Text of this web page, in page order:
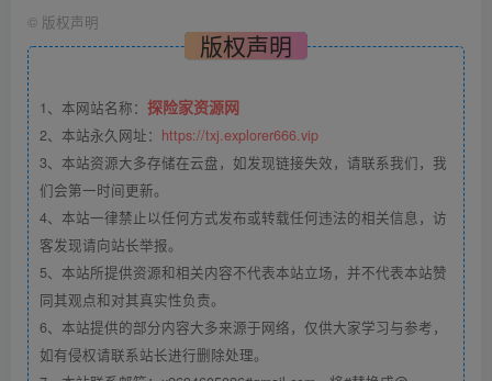
注册成功，登录之后点击右上角图标—【身份认证】
2.选择【个人身份认证】，按顺序完成【LV.1基础认证】、
【LV.2高级认证】
© 版权声明
版权声明
1、本网站名称： 探险家资源网
2、本站永久网址： https://txj.explorer666.vip
3、本站资源大多存储在云盘，如发现链接失效，请联系我们，我
们会第一时间更新。
4、本站一律禁止以任何方式发布或转载任何违法的相关信息，访
客发现请向站长举报。
5、本站所提供资源和相关内容不代表本站立场，并不代表本站赞
同其观点和对其真实性负责。
6、本站提供的部分内容大多来源于网络，仅供大家学习与参考，
如有侵权请联系站长进行删除处理。